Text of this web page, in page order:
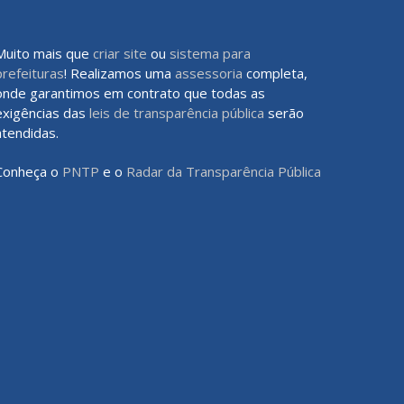
mais que criar site ou sistema para
! Realizamos uma assessoria completa,
garantimos em contrato que todas as
das leis de transparência pública serão
o PNTP e o Radar da Transparência Pública